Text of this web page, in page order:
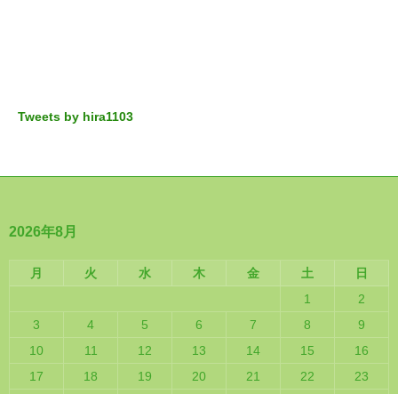
Tweets by hira1103
2026年8月
月 火 水 木 金 土
日
1
2
3
4 5 6 7 8
9
10
11 12 13 14 15
16
17
18 19 20 21 22
23